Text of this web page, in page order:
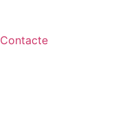
Contacte